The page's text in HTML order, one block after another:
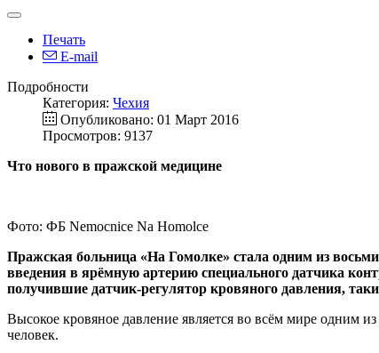
Печать
E-mail
Подробности
Категория: Чехия
Опубликовано: 01 Март 2016
Просмотров: 9137
Что нового в пражской медицине
Фото: ФБ Nemocnice Na Homolce
Пражская больница «На Гомолке» стала одним из
введения в ярёмную артерию специального датчика
получившие датчик-регулятор кровяного давления,
Высокое кровяное давление является во всём мире одним
человек.